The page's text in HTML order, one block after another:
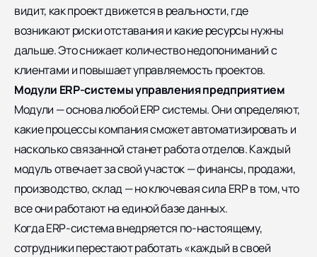
видит, как проект движется в реальности, где
возникают риски отставания и какие ресурсы нужны
дальше. Это снижает количество недопониманий с
клиентами и повышает управляемость проектов.
Модули ERP-системы управления предприятием
Модули — основа любой ERP системы. Они определяют,
какие процессы компания сможет автоматизировать и
насколько связанной станет работа отделов. Каждый
модуль отвечает за свой участок — финансы, продажи,
производство, склад — но ключевая сила ERP в том, что
все они работают на единой базе данных.
Когда ERP-система внедряется по-настоящему,
сотрудники перестают работать «каждый в своей